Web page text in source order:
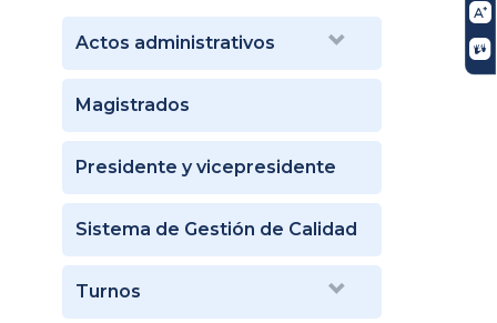
Actos administrativos
Magistrados
Presidente y vicepresidente
Sistema de Gestión de Calidad
Turnos